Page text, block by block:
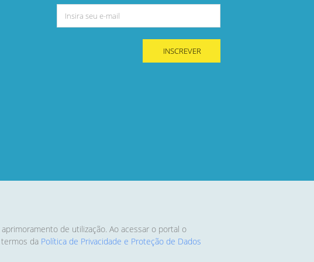
de utilização. Ao acessar o portal o
da Política de Privacidade e Proteção de Dados
INSCREVER